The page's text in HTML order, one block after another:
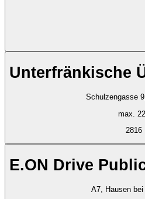
Unterfränkische
Schulzengasse
max.
2816
E.ON Drive
A7, Hausen bei